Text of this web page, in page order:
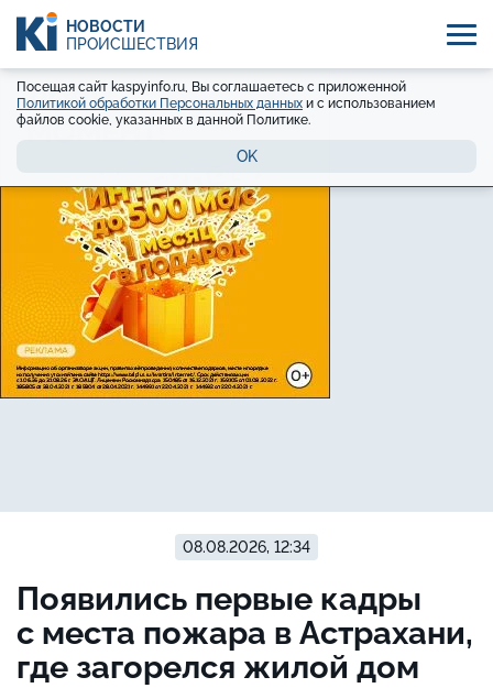
НОВОСТИ
ПРОИСШЕСТВИЯ
Посещая сайт kaspyinfo.ru, Вы соглашаетесь с приложенной
Политикой обработки Персональных данных и с использованием
файлов cookie, указанных в данной Политике.
OK
08.08.2026, 12:34
Появились первые кадры
с места пожара в Астрахани,
где загорелся жилой дом